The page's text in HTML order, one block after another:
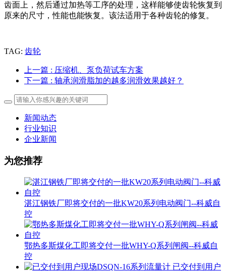
齿面上，然后通过加热等工序的处理，这样能够使齿轮恢复到
原来的尺寸，性能也能恢复。该法适用于各种齿轮的修复。
TAG: 齿轮
上一篇 : 压缩机、泵负荷试车方案
下一篇 : 轴承润滑脂加的越多润滑效果越好？
新闻动态
行业知识
企业新闻
为您推荐
湛江钢铁厂即将交付的一批KW20系列电动阀门--科威自
控
鄂热多斯煤化工即将交付一批WHY-Q系列闸阀--科威自
控
已交付到用户